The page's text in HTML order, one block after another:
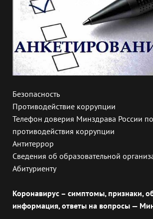
Безопасность
Противодействие коррупции
Телефон доверия Минздрава России
противодействия коррупции
Антитеррор
Сведения об образовательной
Абитуриенту
Коронавирус – симптомы, признаки,
информация, ответы на вопросы —